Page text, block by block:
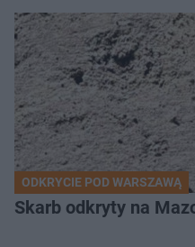
ODKRYCIE POD WARSZAWĄ
Skarb odkryty na